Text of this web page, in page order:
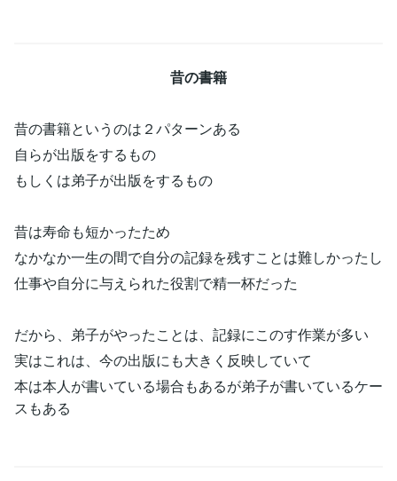
昔の書籍
昔の書籍というのは２パターンある
自らが出版をするもの
もしくは弟子が出版をするもの
昔は寿命も短かったため
なかなか一生の間で自分の記録を残すことは難しかったし
仕事や自分に与えられた役割で精一杯だった
だから、弟子がやったことは、記録にこのす作業が多い
実はこれは、今の出版にも大きく反映していて
本は本人が書いている場合もあるが弟子が書いているケー
スもある